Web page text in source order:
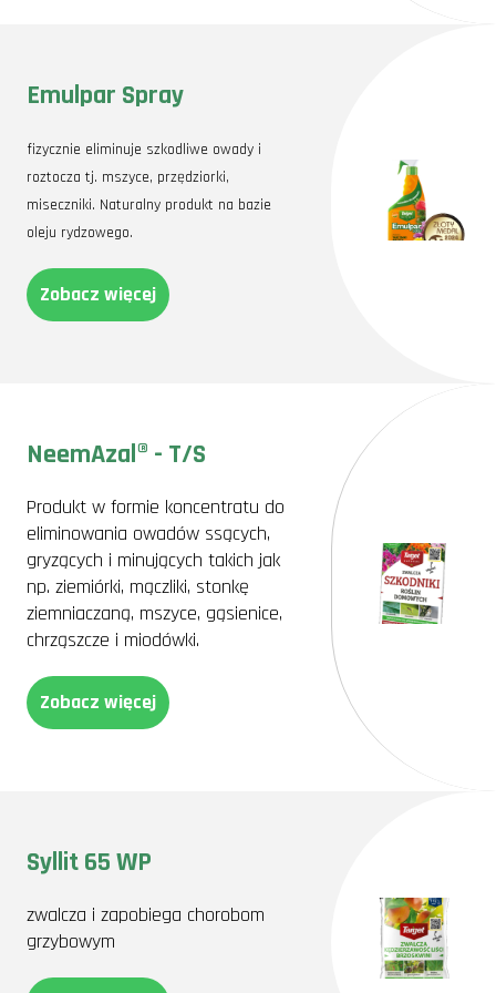
Emulpar Spray
fizycznie eliminuje szkodliwe owady i
roztocza tj. mszyce, przędziorki,
miseczniki. Naturalny produkt na bazie
oleju rydzowego.
Zobacz więcej
NeemAzal® - T/S
Produkt w formie koncentratu do
eliminowania owadów ssących,
gryzących i minujących takich jak
np. ziemiórki, mączliki, stonkę
ziemniaczaną, mszyce, gąsienice,
chrząszcze i miodówki.
Zobacz więcej
Syllit 65 WP
zwalcza i zapobiega chorobom
grzybowym